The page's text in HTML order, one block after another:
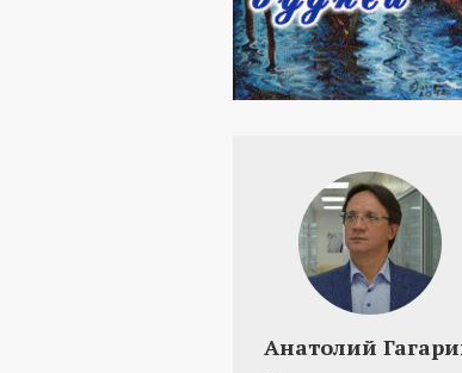
Анатолий